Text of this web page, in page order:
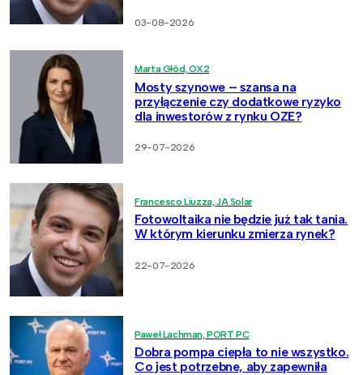
03-08-2026
Marta Głód, OX2
Mosty szynowe – szansa na
przyłączenie czy dodatkowe ryzyko
dla inwestorów z rynku OZE?
29-07-2026
Francesco Liuzza, JA Solar
Fotowoltaika nie będzie już tak tania.
W którym kierunku zmierza rynek?
22-07-2026
Paweł Lachman, PORT PC
Dobra pompa ciepła to nie wszystko.
Co jest potrzebne, aby zapewniła